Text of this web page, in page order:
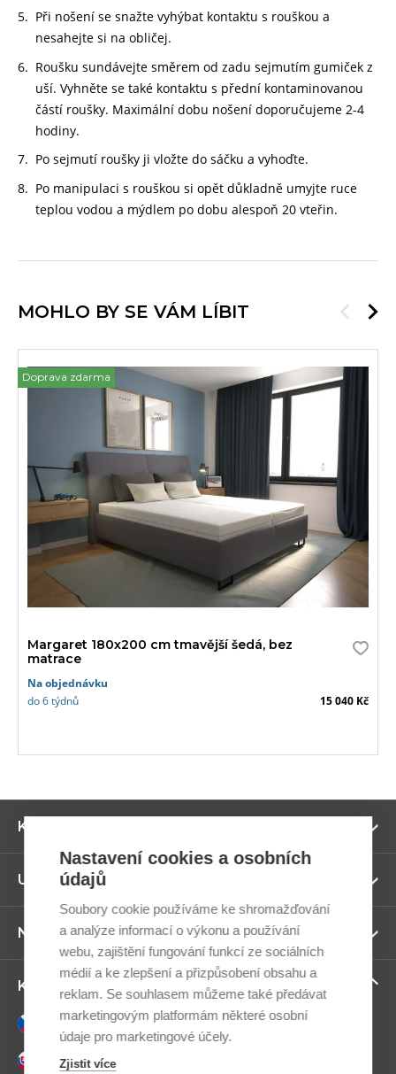
Při nošení se snažte vyhýbat kontaktu s rouškou a
nesahejte si na obličej.
Roušku sundávejte směrem od zadu sejmutím gumiček z
uší. Vyhněte se také kontaktu s přední kontaminovanou
částí roušky. Maximální dobu nošení doporučujeme 2-4
hodiny.
Po sejmutí roušky ji vložte do sáčku a vyhoďte.
Po manipulaci s rouškou si opět důkladně umyjte ruce
teplou vodou a mýdlem po dobu alespoň 20 vteřin.
MOHLO BY SE VÁM LÍBIT
Doprava zdarma
Margaret 180x200 cm tmavější šedá, bez
matrace
Na objednávku
do 6 týdnů
15 040 Kč
Kategorie
Užitečné odkazy
Newsletter
Kontaktujte nás
Česky
Slovensky
Nastavení cookies a osobních
údajů
Soubory cookie používáme ke shromažďování
a analýze informací o výkonu a používání
webu, zajištění fungování funkcí ze sociálních
médií a ke zlepšení a přizpůsobení obsahu a
reklam. Se souhlasem můžeme také předávat
marketingovým platformám některé osobní
údaje pro marketingové účely.
Zjistit více